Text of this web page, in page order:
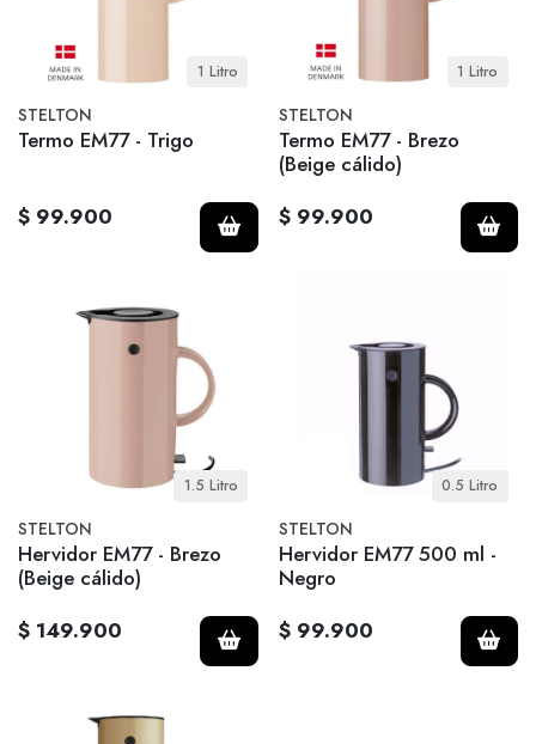
1 Litro
STELTON
Termo EM77 - Trigo
$ 99.900
1 Litro
STELTON
Termo EM77 - Brezo
(Beige cálido)
$ 99.900
1.5 Litro
STELTON
Hervidor EM77 - Brezo
(Beige cálido)
$ 149.900
0.5 Litro
STELTON
Hervidor EM77 500 ml -
Negro
$ 99.900